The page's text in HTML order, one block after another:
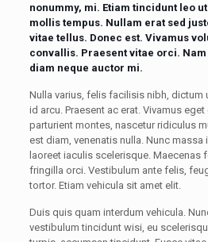
nonummy, mi. Etiam tincidunt leo
mollis tempus. Nullam erat sed
vitae tellus. Donec est. Vivamus
convallis. Praesent vitae orci.
diam neque auctor mi.
Nulla varius, felis facilisis nibh, dictum
id arcu. Praesent ac erat. Vivamus
parturient montes, nascetur ridiculus
est diam, venenatis nulla. Nunc massa
laoreet iaculis scelerisque. Maecenas
fringilla orci. Vestibulum ante felis,
tortor. Etiam vehicula sit amet elit.
Duis quis quam interdum vehicula.
vestibulum tincidunt wisi, eu